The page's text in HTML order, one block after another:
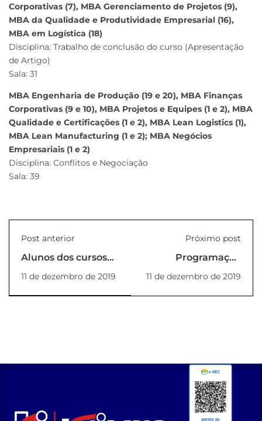
Corporativas (7), MBA Gerenciamento de Projetos (9),
MBA da Qualidade e Produtividade Empresarial (16),
MBA em Logística (18)
Disciplina: Trabalho de conclusão do curso (Apresentação
de Artigo)
Sala: 31
MBA Engenharia de Produção (19 e 20), MBA Finanças
Corporativas (9 e 10), MBA Projetos e Equipes (1 e 2), MBA
Qualidade e Certificações (1 e 2), MBA Lean Logistics (1),
MBA Lean Manufacturing (1 e 2); MBA Negócios
Empresariais (1 e 2)
Disciplina: Conflitos e Negociação
Sala: 39
Post anterior
Alunos dos cursos
de Engenharia da
Unilins farão
estágio na Usina
11 de dezembro de 2019
Próximo post
Programação
Especial de Natal –
Cidade Miniatura
11 de dezembro de 2019